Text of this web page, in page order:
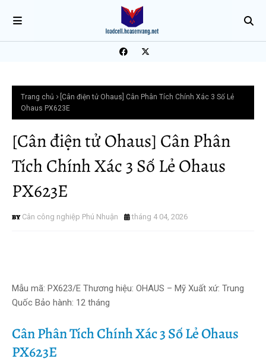
Trang chủ
[Cân điện tử Ohaus] Cân Phân Tích Chính Xác 3 Số Lẻ
Ohaus PX623E
[Cân điện tử Ohaus] Cân Phân
Tích Chính Xác 3 Số Lẻ Ohaus
PX623E
Cân công nghiệp Phú Nhuận tháng 4 04, 2026
Mẫu mã: PX623/E Thương hiệu: OHAUS – Mỹ Xuất xứ: Trung
Quốc Bảo hành: 12 tháng
Cân Phân Tích Chính Xác 3 Số Lẻ Ohaus
PX623E